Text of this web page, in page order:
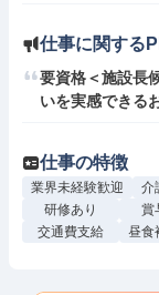
仕事に関する
要資格＜施設長
いを実感できる
仕事の特徴
業界未経験歓迎 介
研修あり
賞
交通費支給
昼食